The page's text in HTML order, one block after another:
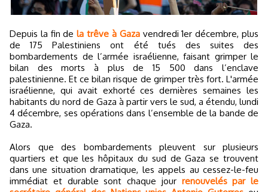
Depuis la fin dela trêve à Gazavendredi 1er décembre, plus
de 175 Palestiniens ont été tués des suites des
bombardements de l’armée israélienne, faisant grimper le
bilan des morts à plus de 15 500 dans l’enclave
palestinienne. Et ce bilan risque de grimper très fort. L'armée
israélienne, qui avait exhorté ces dernières semaines les
habitants du nord de Gaza à partir vers le sud, a étendu, lundi
4 décembre, ses opérations dans l’ensemble de la bande de
Gaza.
Alors que des bombardements pleuvent sur plusieurs
quartiers et que les hôpitaux du sud de Gaza se trouvent
dans une situation dramatique, les appels au cessez-le-feu
immédiat et durable sont chaque jour renouvelés par le